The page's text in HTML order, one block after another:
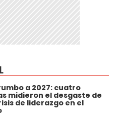
a 2027: cuatro
midieron el desgaste de
de liderazgo en el